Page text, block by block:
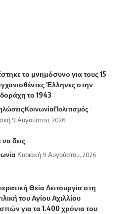
το μνημόσυνο για τους 15
Έλληνες στην
το 1943
ΚοινωνίαΠολιτισμός
9 Αυγούστου, 2026
δεις
Κυριακή 9 Αυγούστου, 2026
Θεία Λειτουργία στη
του Αγίου Αχιλλίου
για τα 1.400 χρόνια του